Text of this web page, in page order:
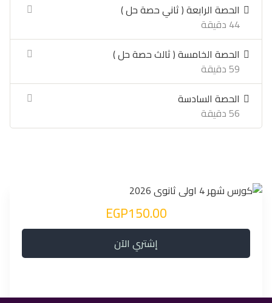
الحصة الرابعة ( ثاني حصة حل )
44 دقيقة
الحصة الخامسة ( ثالث حصة حل )
59 دقيقة
الحصة السادسة
56 دقيقة
EGP150.00
إشتري الآن